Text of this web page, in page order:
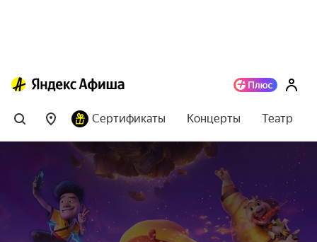
Сертификаты Концерты Театр